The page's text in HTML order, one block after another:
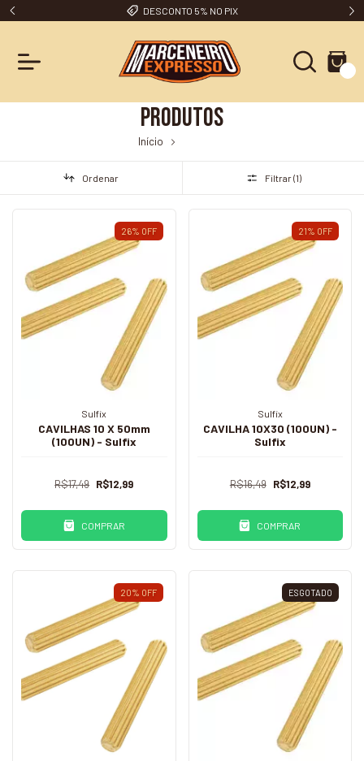
DESCONTO 5% NO PIX
Produtos
Início
Ordenar Filtrar (1)
26% OFF
Sulfix
CAVILHAS 10 X 50mm
(100UN) - Sulfix
R$17,49 R$12,99
COMPRAR
21% OFF
Sulfix
CAVILHA 10X30 (100UN) -
Sulfix
R$16,49 R$12,99
COMPRAR
20% OFF ESGOTADO